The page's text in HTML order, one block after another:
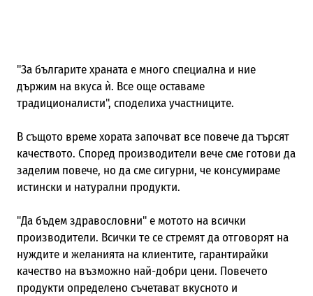
"За българите храната е много специална и ние
държим на вкуса ѝ. Все още оставаме
традиционалисти", споделиха участниците.
В същото време хората започват все повече да търсят
качеството. Според производители вече сме готови да
заделим повече, но да сме сигурни, че консумираме
истински и натурални продукти.
"Да бъдем здравословни" е мотото на всички
производители. Всички те се стремят да отговорят на
нуждите и желанията на клиентите, гарантирайки
качество на възможно най-добри цени. Повечето
продукти определено съчетават вкусното и